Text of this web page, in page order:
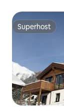
Superhost
Superhost